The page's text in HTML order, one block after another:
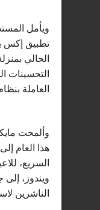
ويأمل
تطبيق إكس
الحالي
التحسينات
العاملة
وألمحت
هذا العام
السريع،
ويندوز،
الناشرين